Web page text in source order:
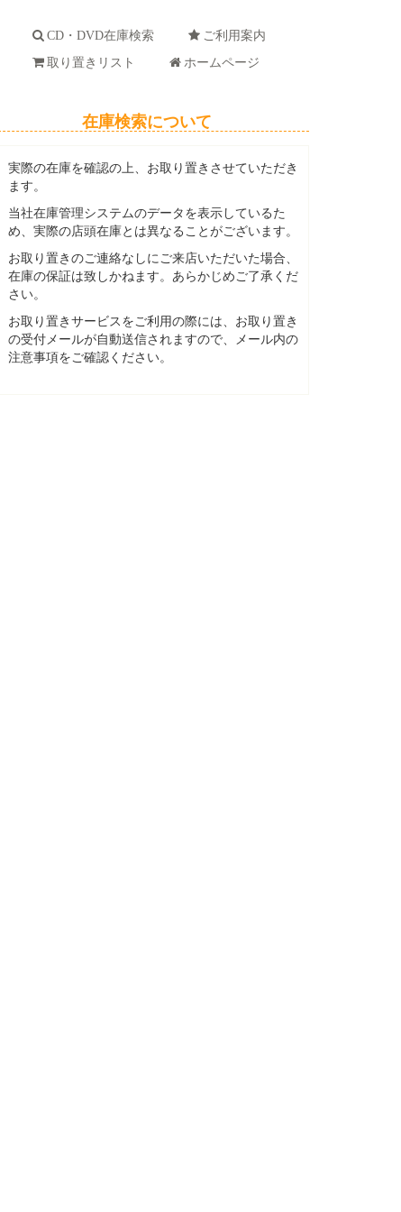
CD・DVD在庫検索
ご利用案内
取り置きリスト ホームページ
在庫検索について
実際の在庫を確認の上、お取り置きさせていただき
ます。
当社在庫管理システムのデータを表示しているた
め、実際の店頭在庫とは異なることがございます。
お取り置きのご連絡なしにご来店いただいた場合、
在庫の保証は致しかねます。あらかじめご了承くだ
さい。
お取り置きサービスをご利用の際には、お取り置き
の受付メールが自動送信されますので、メール内の
注意事項をご確認ください。